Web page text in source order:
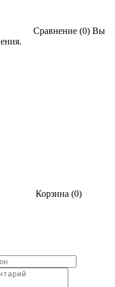
Сравнение (0) Вы
Корзина (0)